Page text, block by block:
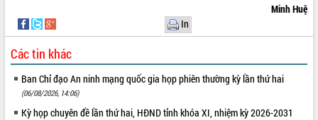
Không có file video nào để phát.
ALBUM ẢNH
Minh Huệ
In
Các tin khác
Ban Chỉ đạo An ninh mạng quốc gia họp phiên thường kỳ lần thứ hai
(06/08/2026, 14:06)
Kỳ họp chuyên đề lần thứ hai, HĐND tỉnh khóa XI, nhiệm kỳ 2026-2031